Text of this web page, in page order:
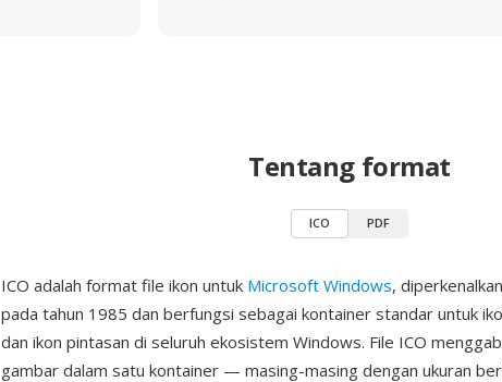
Tentang format
ICO PDF
ICO adalah format file ikon untuk Microsoft Windows,
pada tahun 1985 dan berfungsi sebagai kontainer standar untuk
dan ikon pintasan di seluruh ekosistem Windows. File ICO
gambar dalam satu kontainer — masing-masing dengan ukuran